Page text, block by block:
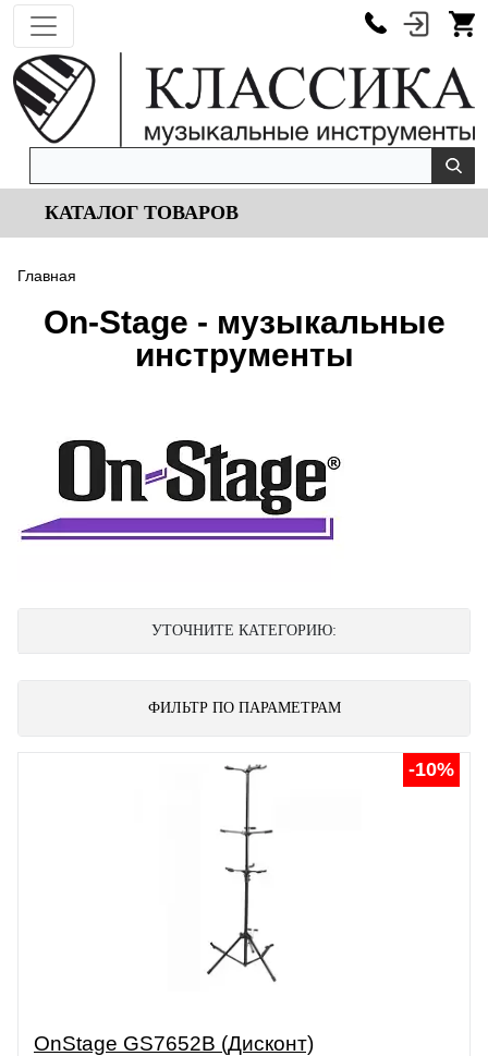
КАТАЛОГ ТОВАРОВ
Главная
On-Stage - музыкальные
инструменты
УТОЧНИТЕ КАТЕГОРИЮ:
ФИЛЬТР ПО ПАРАМЕТРАМ
-10%
OnStage GS7652B (Дисконт)